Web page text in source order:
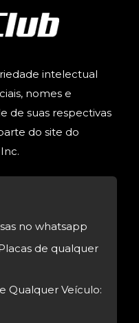
intelectual
nomes e
de suas respectivas
do site do
no whatsapp
de qualquer
Qualquer Veículo: